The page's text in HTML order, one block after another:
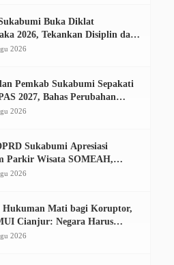
Buka Diklat
2026, Tekankan Disiplin dan
Jawab
2026
Pemkab Sukabumi Sepakati
2027, Bahas Perubahan
2026
Sukabumi Apresiasi
Parkir Wisata SOMEAH,
Dongkrak PAD
2026
Hukuman Mati bagi Koruptor,
Cianjur: Negara Harus
Jalur Konstitusi
2026